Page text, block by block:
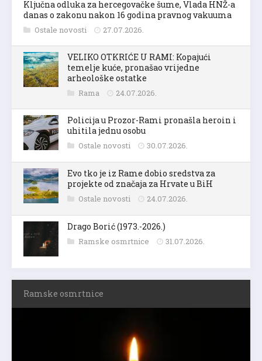
Ključna odluka za hercegovačke šume, Vlada HNŽ-a
danas o zakonu nakon 16 godina pravnog vakuuma
Ostale novosti 27.07.2026.
VELIKO OTKRIĆE U RAMI: Kopajući
temelje kuće, pronašao vrijedne
arheološke ostatke
Rama 24.07.2026.
Policija u Prozor-Rami pronašla heroin i
uhitila jednu osobu
Ostale novosti 30.07.2026.
Evo tko je iz Rame dobio sredstva za
projekte od značaja za Hrvate u BiH
Ostale novosti 24.07.2026.
Drago Borić (1973.-2026.)
Ramske osmrtnice 31.07.2026.
Ramske osmrtnice